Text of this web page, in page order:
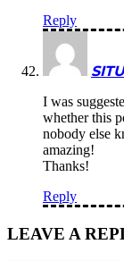
Reply
I was
whether this
nobody else
amazing!
Thanks!
Reply
LEAVE A